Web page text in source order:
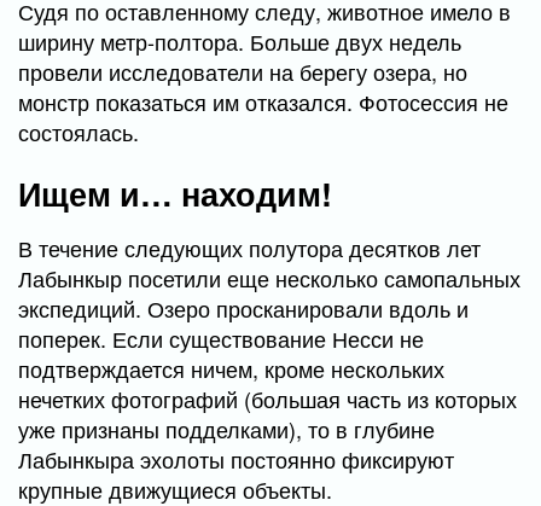
Судя по оставленному следу, животное имело в
ширину метр-полтора. Больше двух недель
провели исследователи на берегу озера, но
монстр показаться им отказался. Фотосессия не
состоялась.
Ищем и… находим!
В течение следующих полутора десятков лет
Лабынкыр посетили еще несколько самопальных
экспедиций. Озеро просканировали вдоль и
поперек. Если существование Несси не
подтверждается ничем, кроме нескольких
нечетких фотографий (большая часть из которых
уже признаны подделками), то в глубине
Лабынкыра эхолоты постоянно фиксируют
крупные движущиеся объекты.